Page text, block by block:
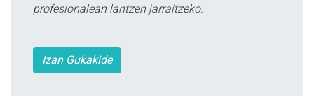
profesionalean lantzen jarraitzeko.
Izan Gukakide